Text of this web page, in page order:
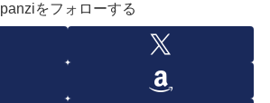
panziをフォローする